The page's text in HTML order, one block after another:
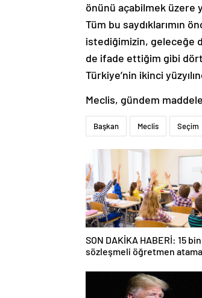
önünü açabilmek üzere
Tüm bu saydıklarımın
istediğimizin, geleceğe
de ifade ettiğim gibi
Türkiye’nin ikinci
Meclis, gündem
Başkan Meclis Seçim
SON DAKİKA HABERİ: 15 bin
sözleşmeli öğretmen
açıklandı